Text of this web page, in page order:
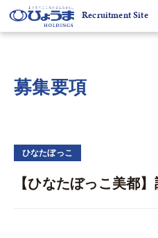
Recruitment Site
募集要項
ひなたぼっこ
【ひなたぼっこ美都